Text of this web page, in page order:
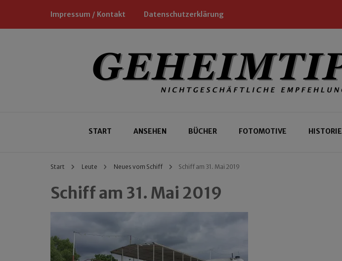
Impressum / Kontakt Datenschutzerklärung
Geheimtipp Leipzig
START ANSEHEN BÜCHER FOTOMOTIVE HISTORIE
Start Leute Neues vom Schiff Schiff am 31. Mai 2019
Schiff am 31. Mai 2019